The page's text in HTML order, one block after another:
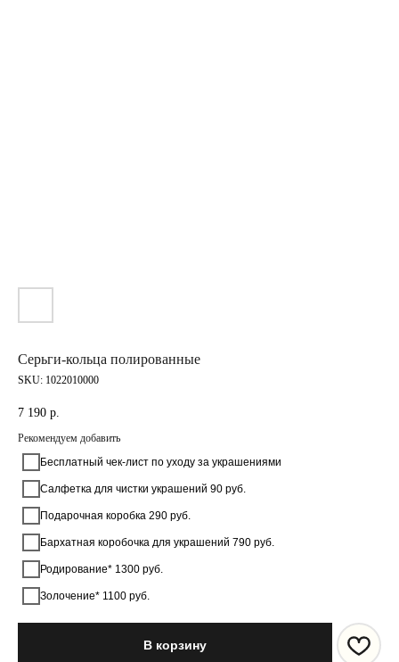
Серьги-кольца полированные
SKU: 1022010000
7 190 р.
Рекомендуем добавить
Бесплатный чек-лист по уходу за украшениями
Салфетка для чистки украшений 90 руб.
Подарочная коробка 290 руб.
Бархатная коробочка для украшений 790 руб.
Родирование* 1300 руб.
Золочение* 1100 руб.
В корзину